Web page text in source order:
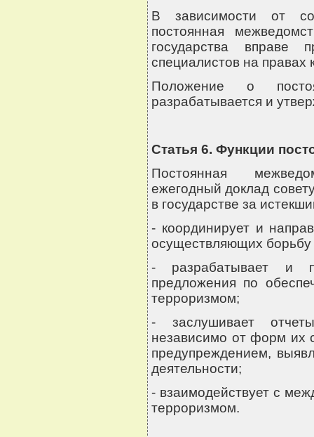
В зависимости от
постоянная
государства вправе
специалистов на правах
Положение о
разрабатывается и
Статья 6. Функции
Постоянная
ежегодный доклад
в государстве за
- координирует и
осуществляющих
- разрабатывает и
предложения по
терроризмом;
- заслушивает
независимо от форм их
предупреждением,
деятельности;
- взаимодействует с
терроризмом.